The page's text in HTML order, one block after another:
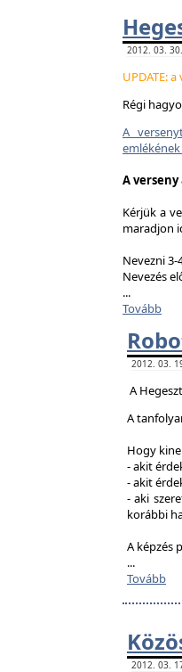
2012. 03.
UPDATE:
Régi
A
A
Kérjük a
maradjon
Nevezni
Nevezés
...
Tovább
2012. 03.
A
A
Hogy
- akit
- akit
- aki
korábbi
A képzés
...
Tovább
2012. 03.